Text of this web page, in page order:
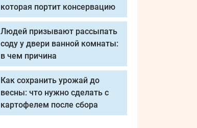
которая портит консервацию
Людей призывают рассыпать
соду у двери ванной комнаты:
в чем причина
Как сохранить урожай до
весны: что нужно сделать с
картофелем после сбора